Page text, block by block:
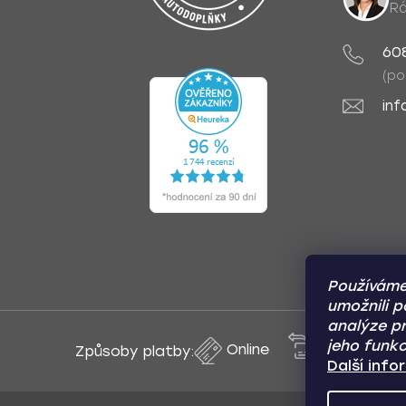
umožnili
analýze
jeho
Další
Způsoby platby: Online Převod